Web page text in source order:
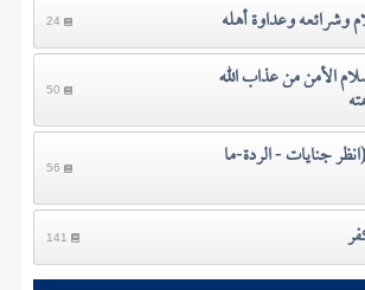
وشرائعه وعداوة أهله 24
الأمن من عذاب الله 50
جنايات - الردة-ما 56
141